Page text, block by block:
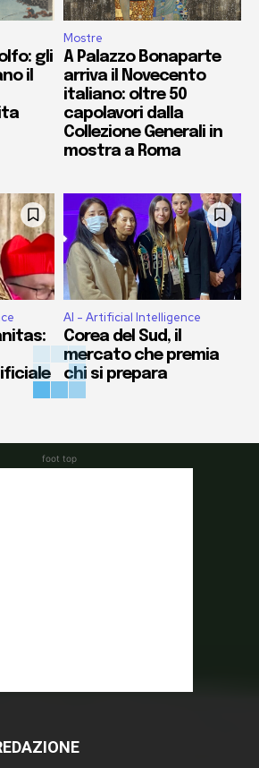
gli
il
Mostre
A Palazzo Bonaparte
arriva il Novecento
italiano: oltre 50
capolavori dalla
Collezione Generali in
mostra a Roma
AI - Artificial Intelligence
Corea del Sud, il
mercato che premia
chi si prepara
foot top